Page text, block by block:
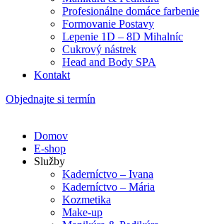
Profesionálne domáce farbenie
Formovanie Postavy
Lepenie 1D – 8D Mihalníc
Cukrový nástrek
Head and Body SPA
Kontakt
Objednajte si termín
Domov
E-shop
Služby
Kaderníctvo – Ivana
Kaderníctvo – Mária
Kozmetika
Make-up